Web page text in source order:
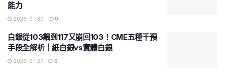
能力
2026-01-30 0
白銀從103飆到117又崩回103！CME五種干預
手段全解析｜紙白銀vs實體白銀
2026-01-27 0